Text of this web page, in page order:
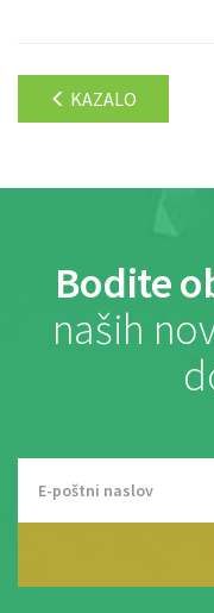
KAZALO
Bodite
naših